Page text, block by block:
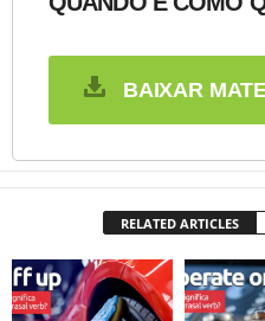
BAIXAR
RELATED ARTICLES